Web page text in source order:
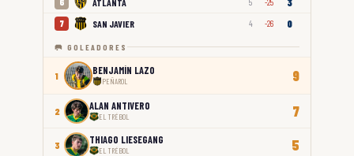
6 5 -25
7 SAN JAVIER 4 -26 0
🥅 GOLEADORES
1 BENJAMÍN LAZO
PEÑAROL 9
2 ALAN ANTIVERO
EL TRÉBOL 7
3 THIAGO LIESEGANG
EL TRÉBOL 5